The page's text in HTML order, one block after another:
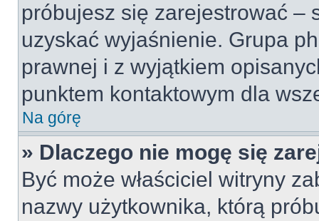
próbujesz się zarejestrować –
uzyskać wyjaśnienie. Grupa
prawnej i z wyjątkiem
punktem kontaktowym dla
Na górę
» Dlaczego nie mogę się
Być może właściciel witryny
nazwy użytkownika, którą